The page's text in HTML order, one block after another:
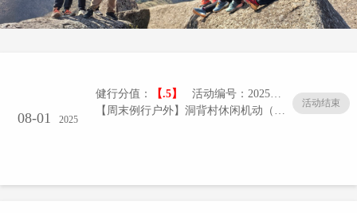
08-01 2025
健行分值： 【.5】
活动编号：20250801-01/005
【周末例行户外】洞背村休闲机动（2507）
活动结束